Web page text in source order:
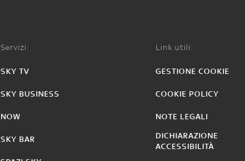
Servizi:
SKY TV
SKY BUSINESS
NOW
SKY BAR
Link utili:
GESTIONE COOKIE
COOKIE POLICY
NOTE LEGALI
DICHIARAZIONE
ACCESSIBILITÀ